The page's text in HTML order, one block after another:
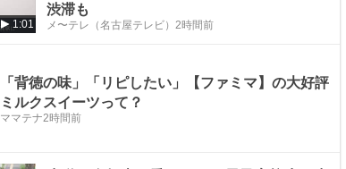
1:01
渋滞も
メ〜テレ（名古屋テレビ） 2時間前
「背徳の味」「リピしたい」【ファミマ】の大好評
ミルクスイーツって？
ママテナ2時間前